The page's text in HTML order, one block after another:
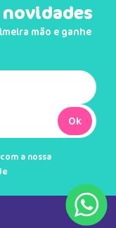
novidades
mão e ganhe
Ok
a nossa